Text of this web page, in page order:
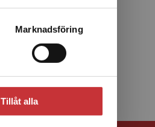
Marknadsföring
Tillåt alla